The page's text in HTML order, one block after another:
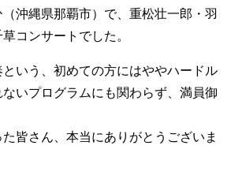
せ
沖縄県那覇市）で、重松壮一郎・羽
コンサートでした。
いう、初めての方にはややハードル
いプログラムにも関わらず、満員御
皆さん、本当にありがとうございま